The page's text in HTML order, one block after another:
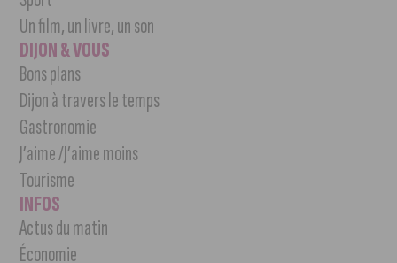
Un film, un livre, un son
DIJON & VOUS
Bons plans
Dijon à travers le temps
Gastronomie
J’aime /J’aime moins
Tourisme
INFOS
Actus du matin
Économie